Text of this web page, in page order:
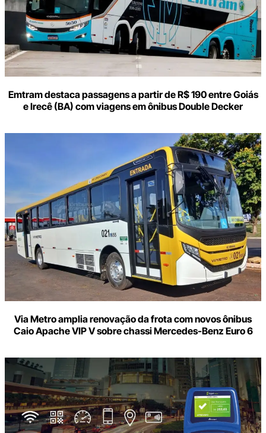
Emtram destaca passagens a partir de R$ 190 entre Goiás
e Irecê (BA) com viagens em ônibus Double Decker
Via Metro amplia renovação da frota com novos ônibus
Caio Apache VIP V sobre chassi Mercedes-Benz Euro 6